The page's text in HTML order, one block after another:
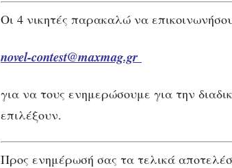
Οι 4 νικητές παρακαλώ να
novel-contest@maxmag.gr
για να τους ενημερώσουμε για την
επιλέξουν.
Προς ενημέρωσή σας τα τελικά